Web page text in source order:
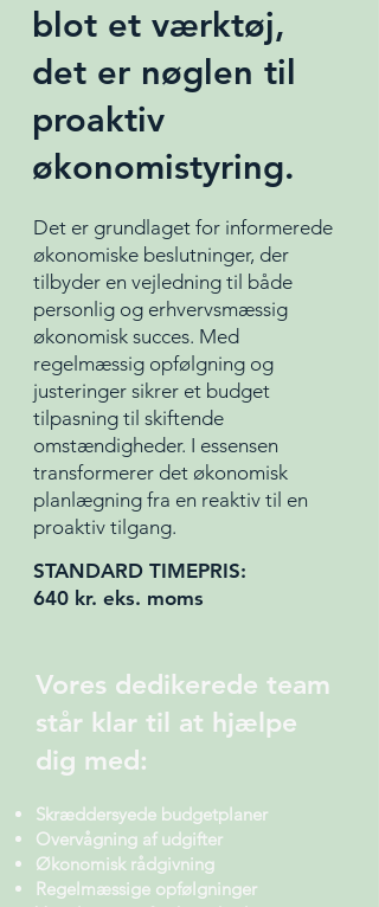
blot et værktøj,
det er nøglen til
proaktiv
økonomistyring.
Det er grundlaget for informerede
økonomiske beslutninger, der
tilbyder en vejledning til både
personlig og erhvervsmæssig
økonomisk succes. Med
regelmæssig opfølgning og
justeringer sikrer et budget
tilpasning til skiftende
omstændigheder. I essensen
transformerer det økonomisk
planlægning fra en reaktiv til en
proaktiv tilgang.
STANDARD TIMEPRIS:
640 kr. eks. moms
Vores dedikerede team
står klar til at hjælpe
dig med:
Skræddersyede budgetplaner
Overvågning af udgifter
Økonomisk rådgivning
Regelmæssige opfølgninger